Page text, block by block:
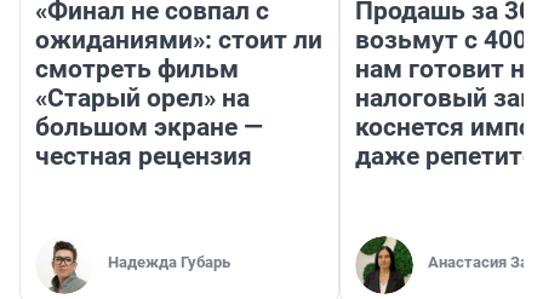
«Финал не совпал с
ожиданиями»: стоит ли
смотреть фильм
«Старый орел» на
большом экране —
честная рецензия
Надежда Губарь
Продашь за
возьмут с
нам готовит
налоговый
коснется
даже
Анастасия